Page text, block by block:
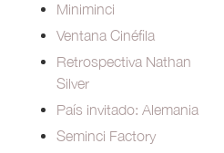
Miniminci
Ventana Cinéfila
Retrospectiva Nathan
Silver
País invitado: Alemania
Seminci Factory